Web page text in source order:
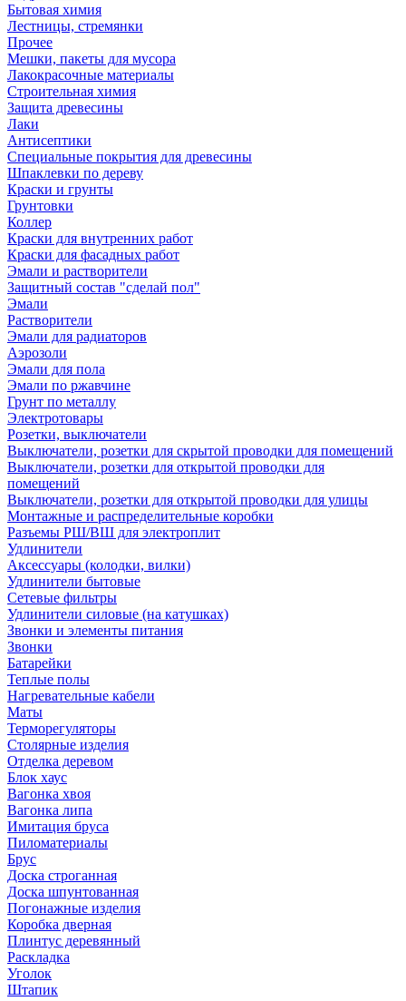
Бытовая химия
Лестницы, стремянки
Прочее
Мешки, пакеты для мусора
Лакокрасочные материалы
Строительная химия
Защита древесины
Лаки
Антисептики
Специальные покрытия для древесины
Шпаклевки по дереву
Краски и грунты
Грунтовки
Коллер
Краски для внутренних работ
Краски для фасадных работ
Эмали и растворители
Защитный состав "сделай пол"
Эмали
Растворители
Эмали для радиаторов
Аэрозоли
Эмали для пола
Эмали по ржавчине
Грунт по металлу
Электротовары
Розетки, выключатели
Выключатели, розетки для скрытой проводки для помещений
Выключатели, розетки для открытой проводки для
помещений
Выключатели, розетки для открытой проводки для улицы
Монтажные и распределительные коробки
Разъемы РШ/ВШ для электроплит
Удлинители
Аксессуары (колодки, вилки)
Удлинители бытовые
Сетевые фильтры
Удлинители силовые (на катушках)
Звонки и элементы питания
Звонки
Батарейки
Теплые полы
Нагревательные кабели
Маты
Терморегуляторы
Столярные изделия
Отделка деревом
Блок хаус
Вагонка хвоя
Вагонка липа
Имитация бруса
Пиломатериалы
Брус
Доска строганная
Доска шпунтованная
Погонажные изделия
Коробка дверная
Плинтус деревянный
Раскладка
Уголок
Штапик